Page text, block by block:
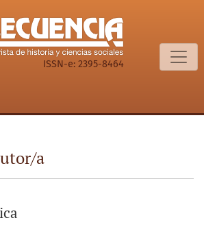
ISSN-e: 2395-8464
a